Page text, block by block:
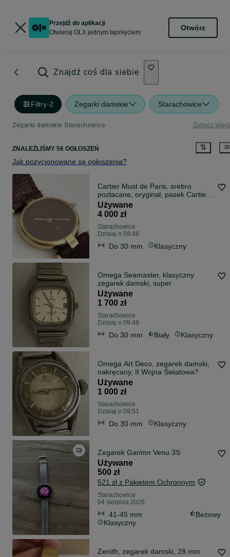
Przejdź do aplikacji
Otwieraj OLX jednym tapnięciem
Otwórz
Znajdź coś dla siebie
Filtry·2 Zegarki damskie Starachowice
Zegarki damskie Starachowice Zobacz
ZNALEŹLIŚMY 56 OGŁOSZEŃ
Jak pozycjonowane są ogłoszenia?
Cartier Must de Paris, srebro
pozłacane, oryginał, pasek Cartier,
LUX
Używane
4 000 zł
Starachowice
Dzisiaj o 09:48
Do 30 mm Klasyczny
Omega Seamaster, klasyczny
zegarek damski, super
Używane
1 700 zł
Starachowice
Dzisiaj o 09:49
Do 30 mm Biały Klasyczny
Omega Art Deco, zegarek damski,
nakręcany, II Wojna Światowa?
Używane
1 000 zł
Starachowice
Dzisiaj o 09:51
Do 30 mm Klasyczny
Zegarek Garimn Venu 3S
Używane
500 zł
521 zł z Pakietem Ochronnym
Starachowice
04 sierpnia 2026
41-45 mm
Beżowy
Klasyczny
Zenith, zegarek damski, 28 mm